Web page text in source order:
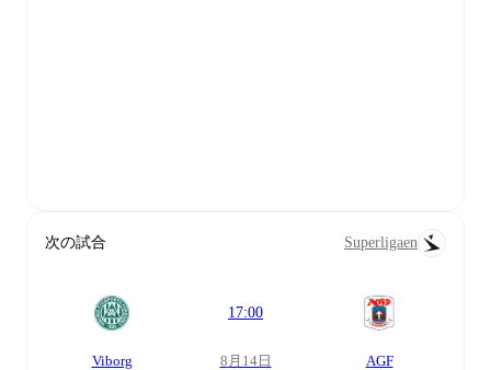
次の試合 Superligaen
Viborg
17:00
8月14日 AGF